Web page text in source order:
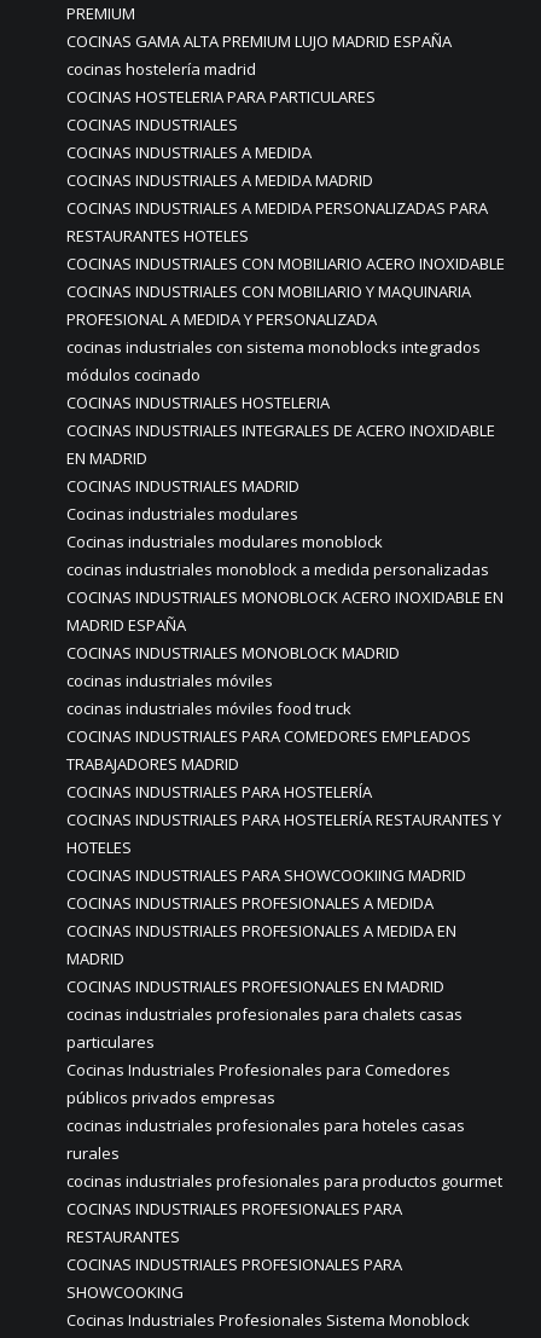
PREMIUM
COCINAS GAMA ALTA PREMIUM LUJO MADRID ESPAÑA
cocinas hostelería madrid
COCINAS HOSTELERIA PARA PARTICULARES
COCINAS INDUSTRIALES
COCINAS INDUSTRIALES A MEDIDA
COCINAS INDUSTRIALES A MEDIDA MADRID
COCINAS INDUSTRIALES A MEDIDA PERSONALIZADAS PARA
RESTAURANTES HOTELES
COCINAS INDUSTRIALES CON MOBILIARIO ACERO INOXIDABLE
COCINAS INDUSTRIALES CON MOBILIARIO Y MAQUINARIA
PROFESIONAL A MEDIDA Y PERSONALIZADA
cocinas industriales con sistema monoblocks integrados
módulos cocinado
COCINAS INDUSTRIALES HOSTELERIA
COCINAS INDUSTRIALES INTEGRALES DE ACERO INOXIDABLE
EN MADRID
COCINAS INDUSTRIALES MADRID
Cocinas industriales modulares
Cocinas industriales modulares monoblock
cocinas industriales monoblock a medida personalizadas
COCINAS INDUSTRIALES MONOBLOCK ACERO INOXIDABLE EN
MADRID ESPAÑA
COCINAS INDUSTRIALES MONOBLOCK MADRID
cocinas industriales móviles
cocinas industriales móviles food truck
COCINAS INDUSTRIALES PARA COMEDORES EMPLEADOS
TRABAJADORES MADRID
COCINAS INDUSTRIALES PARA HOSTELERÍA
COCINAS INDUSTRIALES PARA HOSTELERÍA RESTAURANTES Y
HOTELES
COCINAS INDUSTRIALES PARA SHOWCOOKIING MADRID
COCINAS INDUSTRIALES PROFESIONALES A MEDIDA
COCINAS INDUSTRIALES PROFESIONALES A MEDIDA EN
MADRID
COCINAS INDUSTRIALES PROFESIONALES EN MADRID
cocinas industriales profesionales para chalets casas
particulares
Cocinas Industriales Profesionales para Comedores
públicos privados empresas
cocinas industriales profesionales para hoteles casas
rurales
cocinas industriales profesionales para productos gourmet
COCINAS INDUSTRIALES PROFESIONALES PARA
RESTAURANTES
COCINAS INDUSTRIALES PROFESIONALES PARA
SHOWCOOKING
Cocinas Industriales Profesionales Sistema Monoblock